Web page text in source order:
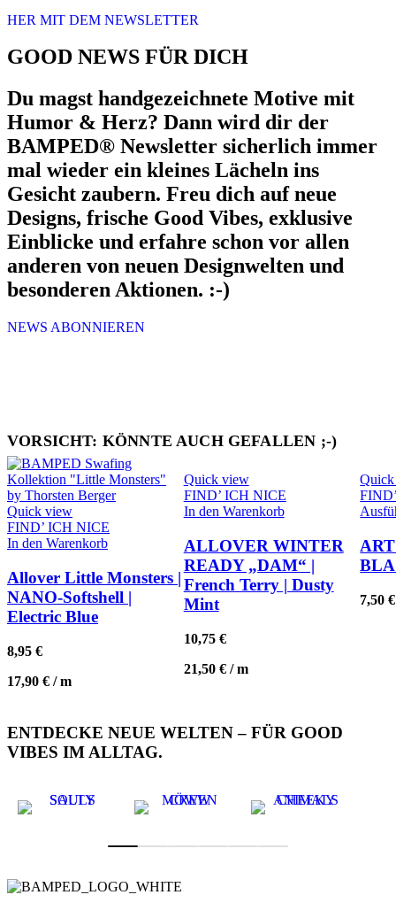
HER MIT DEM NEWSLETTER
GOOD NEWS FÜR DICH
Du magst handgezeichnete Motive mit
Humor & Herz? Dann wird dir der
BAMPED® Newsletter sicherlich immer
mal wieder ein kleines Lächeln ins
Gesicht zaubern. Freu dich auf neue
Designs, frische Good Vibes, exklusive
Einblicke und erfahre schon vor allen
anderen von neuen Designwelten und
besonderen Aktionen. :-)
NEWS ABONNIEREN
VORSICHT: KÖNNTE AUCH GEFALLEN ;-)
Quick view
FIND’ ICH NICE
In den Warenkorb
Allover Little Monsters |
NANO-Softshell |
Electric Blue
8,95 €
17,90 € /m
Quick view
FIND’ ICH NICE
In den Warenkorb
ALLOVER WINTER
READY „DAM“ |
French Terry | Dusty
Mint
10,75 €
21,50 €/m
7,50€
ENTDECKE NEUE WELTEN – FÜR GOOD
VIBES IM ALLTAG.